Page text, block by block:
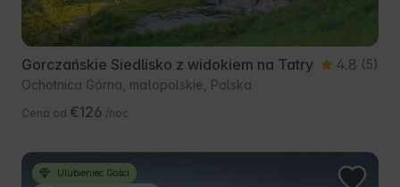
Gorczańskie Siedlisko z widokiem na Tatry 4.8 (5)
Ochotnica Górna, małopolskie, Polska
Cena od €126 /noc
Ulubieniec Gości